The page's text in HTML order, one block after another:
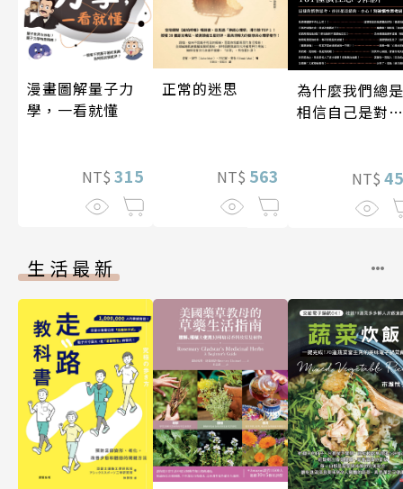
漫畫圖解量子力
學，一看就懂
NT$ 315
正常的迷思
NT$ 563
為什麼我們總是
相信自己是對
NT$
生活最新